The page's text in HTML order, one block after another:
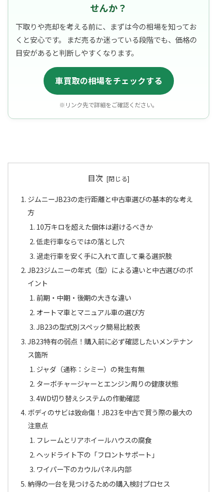
せんか？
下取りや売却を考える前に、まずは今の相場を知ってお
くと安心です。 まだ売るか迷っている段階でも、価格の
目安があると判断しやすくなります。
車買取の相場をチェックする
※リンク先で詳細をご確認ください。
目次
ジムニーJB23の走行距離と中古車選びの基本的な考え
方
10万キロを超えた個体は避けるべきか
低走行車ならではの落とし穴
過走行車を安く手に入れて直して乗る選択肢
JB23ジムニーの年式（型）による違いと中古選びのポ
イント
前期・中期・後期の大きな違い
オートマ車とマニュアル車の選び方
JB23の型式別スペック簡易比較表
JB23特有の弱点！購入前に必ず確認したいメンテナン
ス箇所
ジャダ（通称：シミー）の発生有無
ターボチャージャーとエンジン周りの健康状態
4WD切り替えシステムの作動確認
ボディのサビは致命傷！JB23を中古で買う際の最大の
注意点
フレームとリアホイールハウスの腐食
ヘッドライト下の「フロントサポート」
ワイパー下のカウルパネル内部
納得の一台を見つけるための購入検討プロセス